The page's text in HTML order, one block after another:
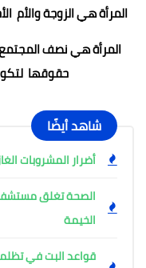
المرأة هي الزوجة والأم
المرأة هي نصف المجتمع
حقوقها
شاهد أيضًا
أضرار المشروبات
الصحة تغلق مستشفى
الخيمة
قواعد البت في